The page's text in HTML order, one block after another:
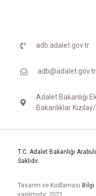
adb.adalet.gov.tr
adb@adalet.gov.tr
Adalet Bakanlığı
Bakanlıklar
T.C. Adalet Bakanlığı
Saklıdır.
Tasarım ve Kodlaması
yapılmıştır. 2021